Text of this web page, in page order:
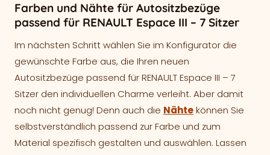
Farben und Nähte für Autositzbezüge
passend für RENAULT Espace III – 7 Sitzer
Im nächsten Schritt wählen Sie im Konfigurator die
gewünschte Farbe aus, die Ihren neuen
Autositzbezüge passend für RENAULT Espace III – 7
Sitzer den individuellen Charme verleiht. Aber damit
noch nicht genug! Denn auch die Nähtekönnen Sie
selbstverständlich passend zur Farbe und zum
Material spezifisch gestalten und auswählen. Lassen